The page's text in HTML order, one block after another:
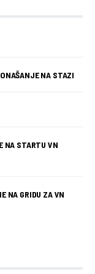
NA STAZI
NA STARTU VN
NA GRIDU ZA VN